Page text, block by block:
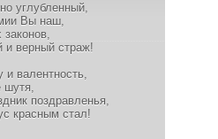
углубленный,
Вы наш,
законов,
и верный страж!
и валентность,
шутя,
поздравленья,
красным стал!